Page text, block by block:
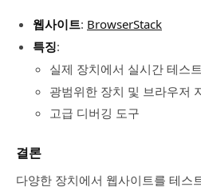
웹사이트: BrowserStack
특징:
실제 장치에서 실시간 테스트
광범위한 장치 및 브라우저
고급 디버깅 도구
결론
다양한 장치에서 웹사이트를 테스